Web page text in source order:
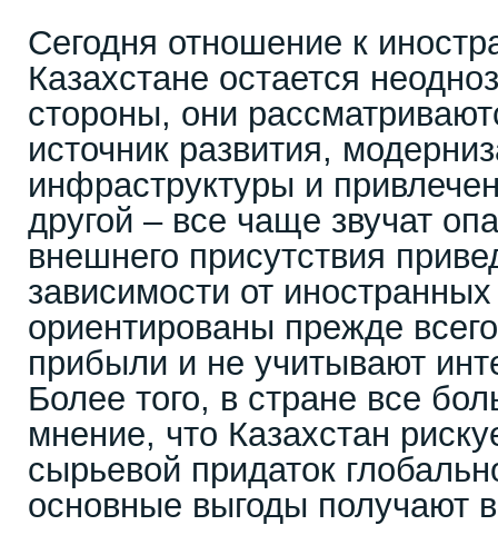
Сегодня отношение к
Казахстане остается
стороны, они
источник развития,
инфраструктуры и
другой – все чаще звучат
внешнего присутствия
зависимости от
ориентированы прежде
прибыли и не учитывают
Более того, в стране все
мнение, что Казахстан
сырьевой придаток
основные выгоды получают